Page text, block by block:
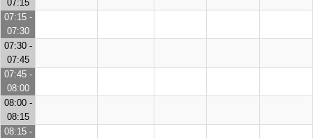
07:15
07:15 -
07:30
07:30 -
07:45
07:45 -
08:00
08:00 -
08:15
08:15 -